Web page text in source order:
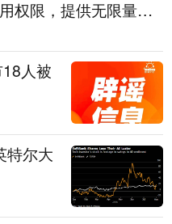
权限，提供无限量文
人被
特尔大